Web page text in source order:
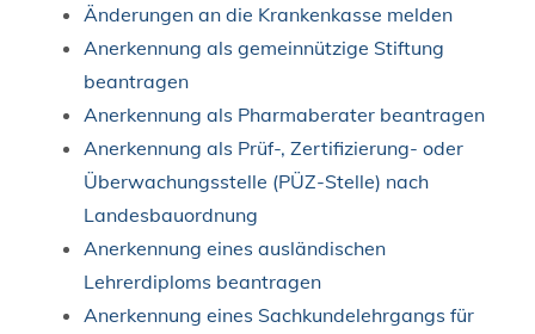
Änderungen an die Krankenkasse melden
Anerkennung als gemeinnützige Stiftung
beantragen
Anerkennung als Pharmaberater beantragen
Anerkennung als Prüf-, Zertifizierung- oder
Überwachungsstelle (PÜZ-Stelle) nach
Landesbauordnung
Anerkennung eines ausländischen
Lehrerdiploms beantragen
Anerkennung eines Sachkundelehrgangs für